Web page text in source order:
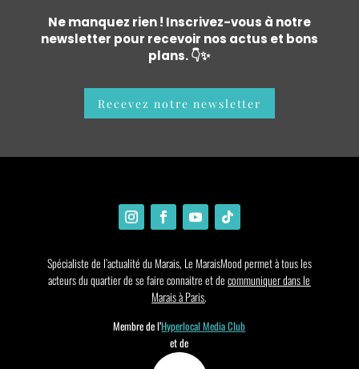
Ne manquez rien ! Inscrivez-vous à notre
newsletter pour recevoir nos actus et bons
plans. 👇✨
Recevez notre newsletter
Spécialiste de l’actualité du Marais, Le MaraisMood permet à tous les
acteurs du quartier de se faire connaitre et decommuniquer dans le
Marais à Paris.
Membre de l’Hyperlocal Media Club
et de